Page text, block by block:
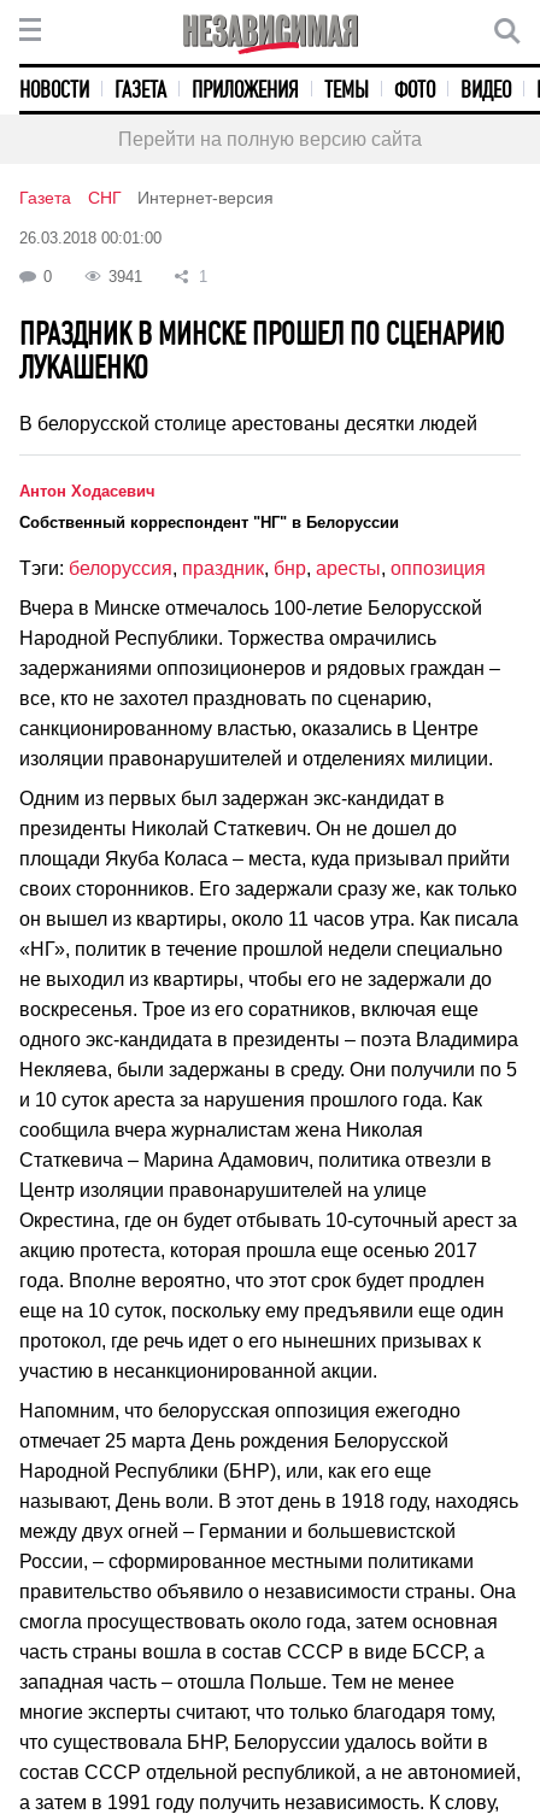
НОВОСТИ ГАЗЕТА ПРИЛОЖЕНИЯ ТЕМЫ ФОТО ВИДЕО
Перейти на полную версию сайта
Газета СНГ Интернет-версия
26.03.2018 00:01:00
0 3941 1
ПРАЗДНИК В МИНСКЕ ПРОШЕЛ ПО СЦЕНАРИЮ
ЛУКАШЕНКО
В белорусской столице арестованы десятки людей
Антон Ходасевич
Cобственный корреспондент "НГ" в Белоруссии
Тэги: белоруссия, праздник, бнр, аресты, оппозиция
Вчера в Минске отмечалось 100-летие Белорусской
Народной Республики. Торжества омрачились
задержаниями оппозиционеров и рядовых граждан –
все, кто не захотел праздновать по сценарию,
санкционированному властью, оказались в Центре
изоляции правонарушителей и отделениях милиции.
Одним из первых был задержан экс-кандидат в
президенты Николай Статкевич. Он не дошел до
площади Якуба Коласа – места, куда призывал прийти
своих сторонников. Его задержали сразу же, как только
он вышел из квартиры, около 11 часов утра. Как писала
«НГ», политик в течение прошлой недели специально
не выходил из квартиры, чтобы его не задержали до
воскресенья. Трое из его соратников, включая еще
одного экс-кандидата в президенты – поэта Владимира
Некляева, были задержаны в среду. Они получили по 5
и 10 суток ареста за нарушения прошлого года. Как
сообщила вчера журналистам жена Николая
Статкевича – Марина Адамович, политика отвезли в
Центр изоляции правонарушителей на улице
Окрестина, где он будет отбывать 10-суточный арест за
акцию протеста, которая прошла еще осенью 2017
года. Вполне вероятно, что этот срок будет продлен
еще на 10 суток, поскольку ему предъявили еще один
протокол, где речь идет о его нынешних призывах к
участию в несанкционированной акции.
Напомним, что белорусская оппозиция ежегодно
отмечает 25 марта День рождения Белорусской
Народной Республики (БНР), или, как его еще
называют, День воли. В этот день в 1918 году, находясь
между двух огней – Германии и большевистской
России, – сформированное местными политиками
правительство объявило о независимости страны. Она
смогла просуществовать около года, затем основная
часть страны вошла в состав СССР в виде БССР, а
западная часть – отошла Польше. Тем не менее
многие эксперты считают, что только благодаря тому,
что существовала БНР, Белоруссии удалось войти в
состав СССР отдельной республикой, а не автономией,
а затем в 1991 году получить независимость. К слову,